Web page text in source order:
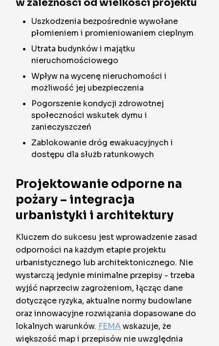
w zależności od wielkości projektu
Uszkodzenia bezpośrednie wywołane
płomieniem i promieniowaniem cieplnym
Utrata budynków i majątku
nieruchomościowego
Wpływ na wycenę nieruchomości i
możliwość jej ubezpieczenia
Pogorszenie kondycji zdrowotnej
społeczności wskutek dymu i
zanieczyszczeń
Zablokowanie dróg ewakuacyjnych i
dostępu dla służb ratunkowych
Projektowanie odporne na
pożary – integracja
urbanistyki i architektury
Kluczem do sukcesu jest wprowadzenie zasad
odporności na każdym etapie projektu
urbanistycznego lub architektonicznego. Nie
wystarczą jedynie minimalne przepisy - trzeba
wyjść naprzeciw zagrożeniom, łącząc dane
dotyczące ryzyka, aktualne normy budowlane
oraz innowacyjne rozwiązania dopasowane do
lokalnych warunków. FEMAwskazuje, że
większość map i przepisów nie uwzględnia